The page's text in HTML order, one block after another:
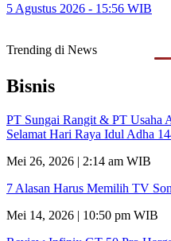
5 Agustus 2026 - 15:56 WIB
Trending di News
Bisnis
PT Sungai Rangit & PT Usaha
Selamat Hari Raya Idul Adha
Mei 26, 2026 | 2:14 am WIB
7 Alasan Harus Memilih TV
Mei 14, 2026 | 10:50 pm WIB